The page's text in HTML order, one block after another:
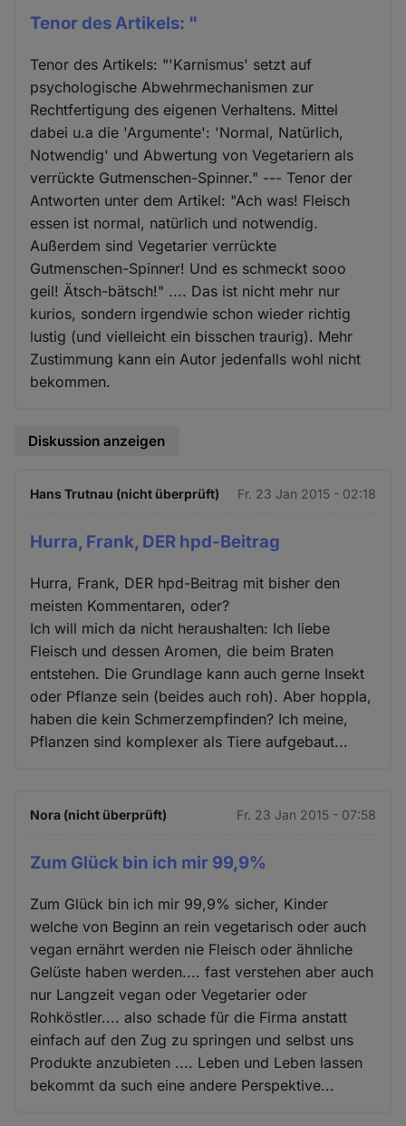
Tenor des Artikels: "
Tenor des Artikels: "'Karnismus' setzt auf
psychologische Abwehrmechanismen zur
Rechtfertigung des eigenen Verhaltens. Mittel
dabei u.a die 'Argumente': 'Normal, Natürlich,
Notwendig' und Abwertung von Vegetariern als
verrückte Gutmenschen-Spinner." --- Tenor der
Antworten unter dem Artikel: "Ach was! Fleisch
essen ist normal, natürlich und notwendig.
Außerdem sind Vegetarier verrückte
Gutmenschen-Spinner! Und es schmeckt sooo
geil! Ätsch-bätsch!" .... Das ist nicht mehr nur
kurios, sondern irgendwie schon wieder richtig
lustig (und vielleicht ein bisschen traurig). Mehr
Zustimmung kann ein Autor jedenfalls wohl nicht
bekommen.
Diskussion anzeigen
Hans Trutnau (nicht überprüft) Fr. 23 Jan 2015 - 02:18
Hurra, Frank, DER hpd-Beitrag
Hurra, Frank, DER hpd-Beitrag mit bisher den
meisten Kommentaren, oder?
Ich will mich da nicht heraushalten: Ich liebe
Fleisch und dessen Aromen, die beim Braten
entstehen. Die Grundlage kann auch gerne Insekt
oder Pflanze sein (beides auch roh). Aber hoppla,
haben die kein Schmerzempfinden? Ich meine,
Pflanzen sind komplexer als Tiere aufgebaut...
Nora (nicht überprüft) Fr. 23 Jan 2015 - 07:58
Zum Glück bin ich mir 99,9%
Zum Glück bin ich mir 99,9% sicher, Kinder
welche von Beginn an rein vegetarisch oder auch
vegan ernährt werden nie Fleisch oder ähnliche
Gelüste haben werden.... fast verstehen aber auch
nur Langzeit vegan oder Vegetarier oder
Rohköstler.... also schade für die Firma anstatt
einfach auf den Zug zu springen und selbst uns
Produkte anzubieten .... Leben und Leben lassen
bekommt da such eine andere Perspektive...